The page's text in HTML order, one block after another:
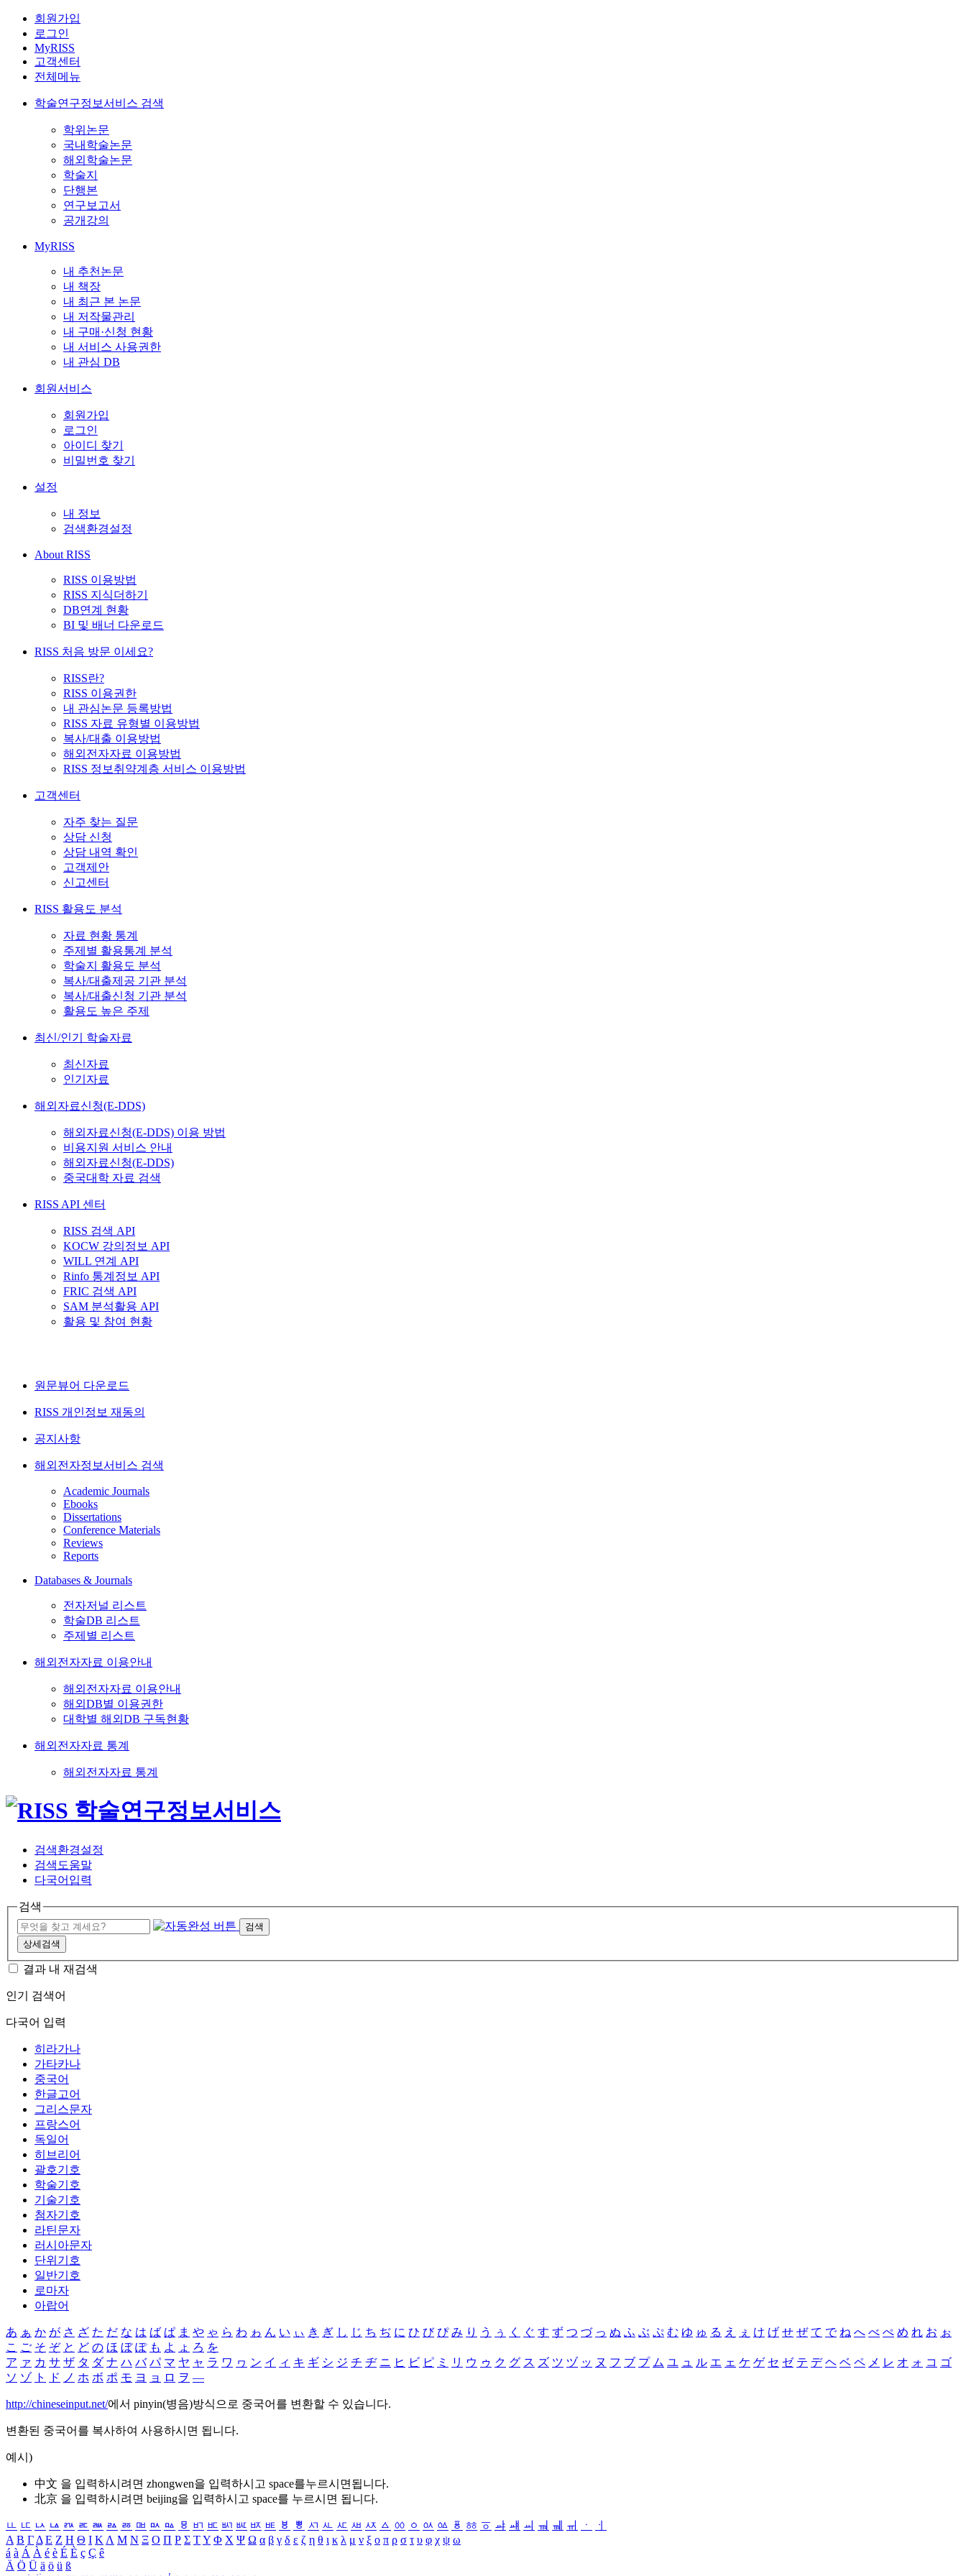
회원가입
로그인
MyRISS
고객센터
전체메뉴
학술연구정보서비스 검색
학위논문
국내학술논문
해외학술논문
학술지
단행본
연구보고서
공개강의
MyRISS
내 추천논문
내 책장
내 최근 본 논문
내 저작물관리
내 구매·신청 현황
내 서비스 사용권한
내 관심 DB
회원서비스
회원가입
로그인
아이디 찾기
비밀번호 찾기
설정
내 정보
검색환경설정
About RISS
RISS 이용방법
RISS 지식더하기
DB연계 현황
BI 및 배너 다운로드
RISS 처음 방문 이세요?
RISS란?
RISS 이용권한
내 관심논문 등록방법
RISS 자료 유형별 이용방법
복사/대출 이용방법
해외전자자료 이용방법
RISS 정보취약계층 서비스 이용방법
고객센터
자주 찾는 질문
상담 신청
상담 내역 확인
고객제안
신고센터
RISS 활용도 분석
자료 현황 통계
주제별 활용통계 분석
학술지 활용도 분석
복사/대출제공 기관 분석
복사/대출신청 기관 분석
활용도 높은 주제
최신/인기 학술자료
최신자료
인기자료
해외자료신청(E-DDS)
해외자료신청(E-DDS) 이용 방법
비용지원 서비스 안내
해외자료신청(E-DDS)
중국대학 자료 검색
RISS API 센터
RISS 검색 API
KOCW 강의정보 API
WILL 연계 API
Rinfo 통계정보 API
FRIC 검색 API
SAM 분석활용 API
활용 및 참여 현황
원문뷰어 다운로드
RISS 개인정보 재동의
공지사항
해외전자정보서비스 검색
Academic Journals
Ebooks
Dissertations
Conference Materials
Reviews
Reports
Databases & Journals
전자저널 리스트
학술DB 리스트
주제별 리스트
해외전자자료 이용안내
해외전자자료 이용안내
해외DB별 이용권한
대학별 해외DB 구독현황
해외전자자료 통계
해외전자자료 통계
검색환경설정
검색도움말
다국어입력
검색
검색
상세검색
결과 내 재검색
인기 검색어
다국어 입력
히라가나
가타카나
중국어
한글고어
그리스문자
프랑스어
독일어
히브리어
괄호기호
학술기호
기술기호
첨자기호
라틴문자
러시아문자
단위기호
일반기호
로마자
아랍어
あ ぁ か が さ ざ た だ な は ば ぱ ま や ゃ ら わ ゎ ん い ぃ き ぎ し じ ち ぢ に ひ び ぴ み り う ぅ く ぐ す ず つ づ っ ぬ ふ ぶ ぷ む ゆ ゅ る え ぇ け げ せ ぜ て で ね へ べ ぺ め れ お ぉ
こ ご そ ぞ と ど の ほ ぼ ぽ も よ ょ ろ を
ア ァ カ サ ザ タ ダ ナ ハ バ パ マ ヤ ャ ラ ワ ヮ ン イ ィ キ ギ シ ジ チ ヂ ニ ヒ ビ ピ ミ リ ウ ゥ ク グ ス ズ ツ ヅ ッ ヌ フ ブ プ ム ユ ュ ル エ ェ ケ ゲ セ ゼ テ デ ヘ ベ ペ メ レ オ ォ コ ゴ
ソ ゾ ト ド ノ ホ ボ ポ モ ヨ ョ ロ ヲ ―
http://chineseinput.net/에서 pinyin(병음)방식으로 중국어를 변환할 수 있습니다.
변환된 중국어를 복사하여 사용하시면 됩니다.
예시)
中文 을 입력하시려면 zhongwen을 입력하시고 space를누르시면됩니다.
北京 을 입력하시려면 beijing을 입력하시고 space를 누르시면 됩니다.
ㅥ ㅦ ㅧ ㅨ ㅩ ㅪ ㅫ ㅬ ㅭ ㅮ ㅯ ㅰ ㅱ ㅲ ㅳ ㅴ ㅵ ㅶ ㅷ ㅸ ㅹ ㅺ ㅻ ㅼ ㅽ ㅾ ㅿ ㆀ ㆁ ㆂ ㆃ ㆄ ㆅ ㆆ ㆇ ㆈ ㆉ ㆊ ㆋ ㆌ ㆍ
ㆎ
Α Β ΓΔ Ε Ζ Η Θ Ι ΚΛ Μ Ν Ξ Ο Π Ρ Σ ΤΥ Φ Χ Ψ Ω α β γ δ ε ζ η θ ι κ λ μ ν ξ ο π ρ σ τ υ φ χ ψ ω
á à Á À é è É È ç Ç ê
Ä Ö Ü ä ö ü ß